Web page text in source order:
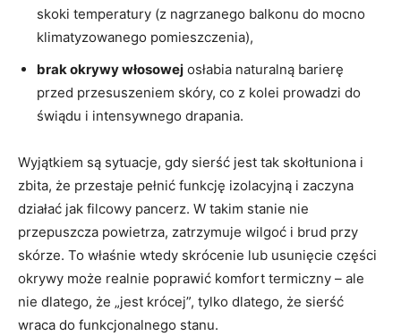
skoki temperatury (z nagrzanego balkonu do mocno
klimatyzowanego pomieszczenia),
brak okrywy włosowej osłabia naturalną barierę
przed przesuszeniem skóry, co z kolei prowadzi do
świądu i intensywnego drapania.
Wyjątkiem są sytuacje, gdy sierść jest tak skołtuniona i
zbita, że przestaje pełnić funkcję izolacyjną i zaczyna
działać jak filcowy pancerz. W takim stanie nie
przepuszcza powietrza, zatrzymuje wilgoć i brud przy
skórze. To właśnie wtedy skrócenie lub usunięcie części
okrywy może realnie poprawić komfort termiczny – ale
nie dlatego, że „jest krócej”, tylko dlatego, że sierść
wraca do funkcjonalnego stanu.